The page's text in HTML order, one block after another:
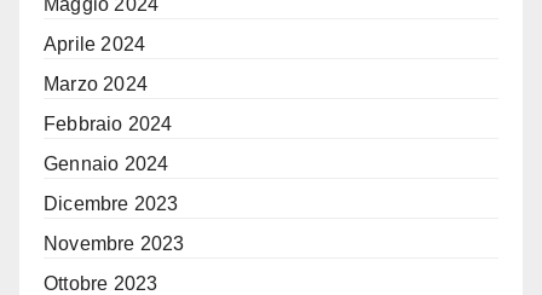
Maggio 2024
Aprile 2024
Marzo 2024
Febbraio 2024
Gennaio 2024
Dicembre 2023
Novembre 2023
Ottobre 2023